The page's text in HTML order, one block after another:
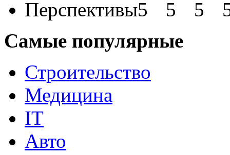
Перспективы
Самые популярные
Строительство
Медицина
IT
Авто